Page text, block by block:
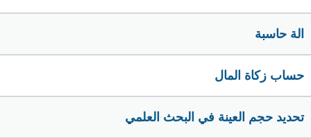
الة حاسبة
حساب زكاة المال
تحديد حجم العينة في البحث العلمي